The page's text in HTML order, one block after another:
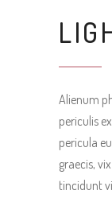
Alienum
periculis
pericula
graecis,
tincidunt